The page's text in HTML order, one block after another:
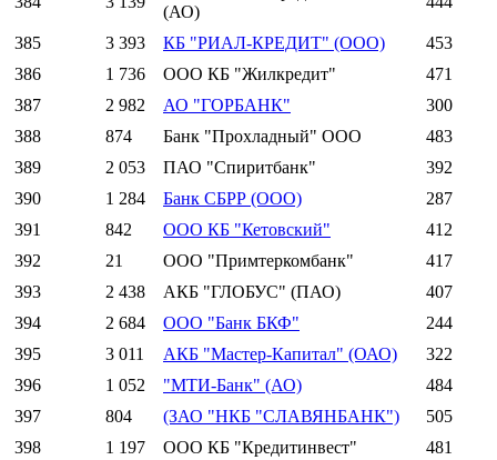
(АО)
385 3 393 КБ "РИАЛ-КРЕДИТ" (ООО)
453
386
1 736 ООО КБ "Жилкредит"
471
387
2 982 АО "ГОРБАНК"
300
388
874 Банк "Прохладный" ООО
483
389
2 053 ПАО "Спиритбанк"
392
390
1 284 Банк СБРР (ООО)
287
391
842 ООО КБ "Кетовский"
412
392
21 ООО "Примтеркомбанк"
417
393
2 438 АКБ "ГЛОБУС" (ПАО)
407
394
2 684 ООО "Банк БКФ"
244
395
3 011 АКБ "Мастер-Капитал" (ОАО)
322
396
1 052 "МТИ-Банк" (АО)
484
397
804 (ЗАО "НКБ "СЛАВЯНБАНК")
505
398
1 197 ООО КБ "Кредитинвест"
481